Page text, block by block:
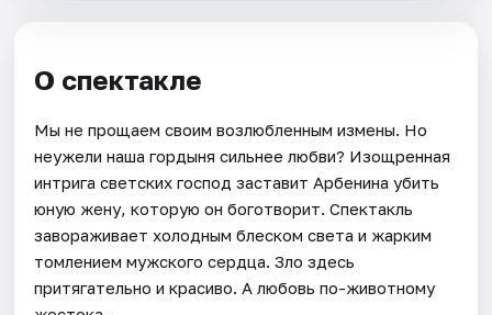
О спектакле
Мы не прощаем своим возлюбленным измены. Но
неужели наша гордыня сильнее любви? Изощренная
интрига светских господ заставит Арбенина убить
юную жену, которую он боготворит. Спектакль
завораживает холодным блеском света и жарким
томлением мужского сердца. Зло здесь
притягательно и красиво. А любовь по-животному